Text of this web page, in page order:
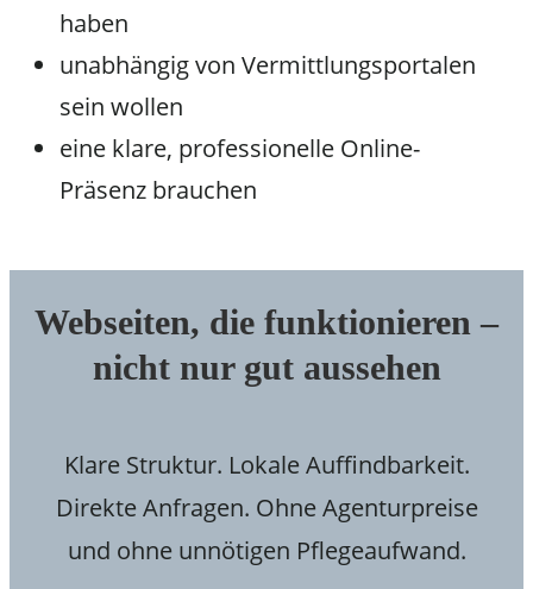
haben
unabhängig von Vermittlungsportalen
sein wollen
eine klare, professionelle Online-
Präsenz brauchen
Webseiten, die funktionieren –
nicht nur gut aussehen
Klare Struktur. Lokale Auffindbarkeit.
Direkte Anfragen. Ohne Agenturpreise
und ohne unnötigen Pflegeaufwand.